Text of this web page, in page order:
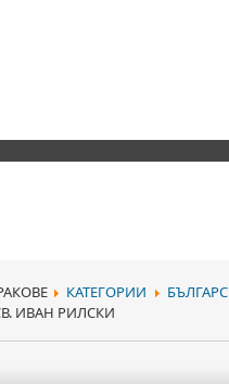
КАТЕГОРИИ
ИВАН РИЛСКИ